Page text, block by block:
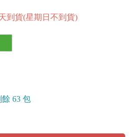
到貨(星期日不到貨)
餘 63 包